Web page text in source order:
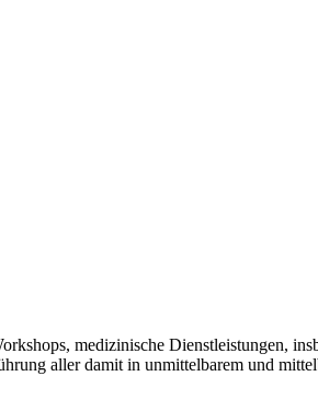
medizinische Dienstleistungen,
aller damit in unmittelbarem und